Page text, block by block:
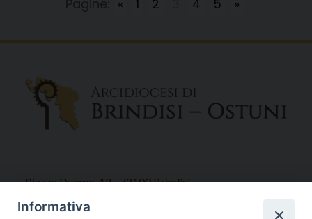
« 1 2 4 5 »
Piazza Duomo, 12 - 72100 Brindisi
Tel 0831.521958
Fax 0831.528315
Informativa